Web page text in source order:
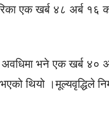
एक खर्ब ४८ अर्ब १६
अवधिमा भने एक खर्ब ४०
थियो ।मूल्यवृद्धिले